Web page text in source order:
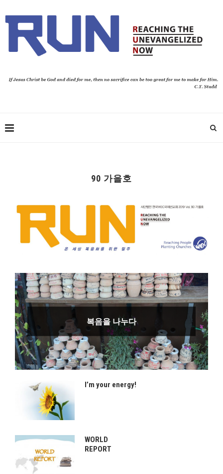
90 가을호
복음을 나누다
I’m your energy!
WORLD
REPORT